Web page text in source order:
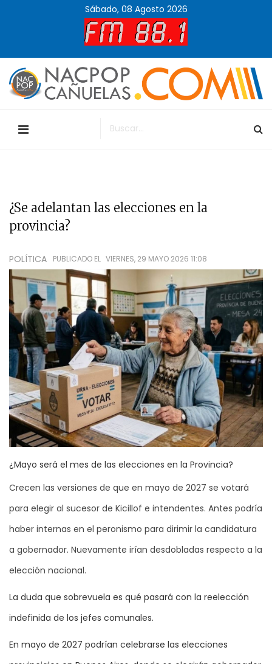
Sábado, 08 Agosto 2026
¿Se adelantan las elecciones en la
provincia?
POLÍTICA PUBLICADO EL VIERNES, 29 MAYO 2026 11:08
¿Mayo será el mes de las elecciones en la Provincia?
Crecen las versiones de que en mayo de 2027 se votará
para elegir al sucesor de Kicillof e intendentes. Antes podría
haber internas en el peronismo para dirimir la candidatura
a gobernador. Nuevamente irían desdobladas respecto a la
elección nacional.
La duda que sobrevuela es qué pasará con la reelección
indefinida de los jefes comunales.
En mayo de 2027 podrían celebrarse las elecciones